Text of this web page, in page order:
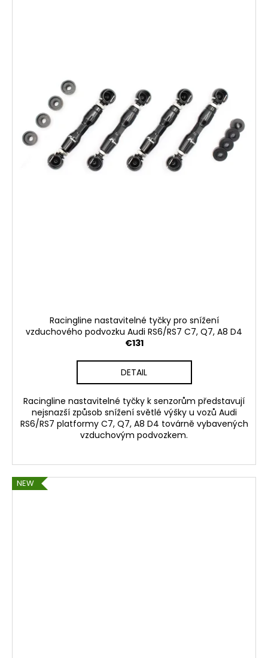
Racingline nastavitelné tyčky pro snížení
vzduchového podvozku Audi RS6/RS7 C7, Q7, A8 D4
€131
DETAIL
Racingline nastavitelné tyčky k senzorům představují
nejsnazší způsob snížení světlé výšky u vozů Audi
RS6/RS7 platformy C7, Q7, A8 D4 továrně vybavených
vzduchovým podvozkem.
NEW